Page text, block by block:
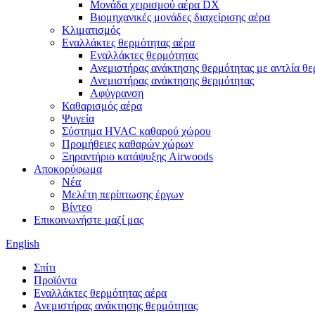
Μονάδα χειρισμού αέρα DX
Βιομηχανικές μονάδες διαχείρισης αέρα
Κλιματισμός
Εναλλάκτες θερμότητας αέρα
Εναλλάκτες θερμότητας
Ανεμιστήρας ανάκτησης θερμότητας με αντλία
Ανεμιστήρας ανάκτησης θερμότητας
Αφύγρανση
Καθαρισμός αέρα
Ψυγεία
Σύστημα HVAC καθαρού χώρου
Προμήθειες καθαρών χώρων
Ξηραντήριο κατάψυξης Airwoods
Αποκορύφωμα
Νέα
Μελέτη περίπτωσης έργων
Βίντεο
Επικοινωνήστε μαζί μας
English
Σπίτι
Προϊόντα
Εναλλάκτες θερμότητας αέρα
Ανεμιστήρας ανάκτησης θερμότητας